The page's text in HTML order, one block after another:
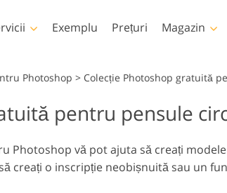
Exemplu Prețuri Magazin
Photoshop
Templates
Șabloane
Carduri de Ziua
Îndrăgostiților
Photoshop > Colecție Photoshop gratuită
pentru pensule
Photoshop vă pot ajuta să creați
creați o inscripție neobișnuită sau un